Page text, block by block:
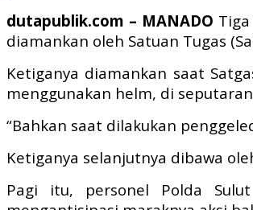
dutapublik.com – MANADO
diamankan oleh Satuan Tugas
Ketiganya diamankan saat
menggunakan helm, di
“Bahkan saat dilakukan
Ketiganya selanjutnya dibawa
Pagi itu, personel Polda